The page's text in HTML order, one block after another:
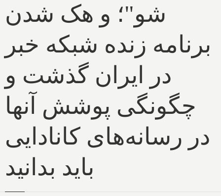
شو"؛ و هک شدن
برنامه زنده شبکه خبر
در ایران گذشت و
چگونگی پوشش آنها
در رسانه‌های کانادایی
باید بدانید